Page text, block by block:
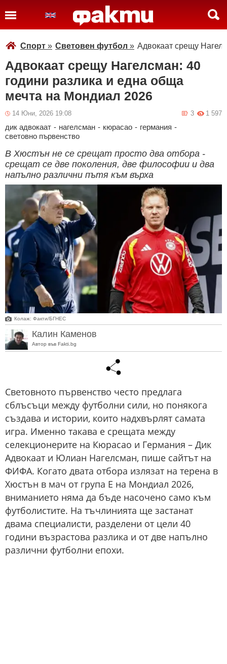
Спорт » Световен футбол » Адвокаат срещу
Адвокаат срещу Нагелсман: 40
години разлика и една обща
мечта на Мондиал 2026
14 Юни, 2026 19:08 1 597
3
дик адвокаат - нагелсман - кюрасао - германия -
световно първенство
В Хюстън не се срещат просто два отбора -
срещат се две поколения, две философии и два
напълно различни пътя към върха
Колаж: Факти/БГНЕС
Калин Каменов
Автор във Fakti.bg
Световното първенство често предлага
сблъсъци между футболни сили, но понякога
създава и истории, които надхвърлят самата
игра. Именно такава е срещата между
селекционерите на Кюрасао и Германия – Дик
Адвокаат и Юлиан Нагелсман, пише сайтът на
ФИФА. Когато двата отбора излязат на терена в
Хюстън в мач от група Е на Мондиал 2026,
вниманието няма да бъде насочено само към
футболистите. На тъчлинията ще застанат
двама специалисти, разделени от цели 40
години възрастова разлика и от две напълно
различни футболни епохи.